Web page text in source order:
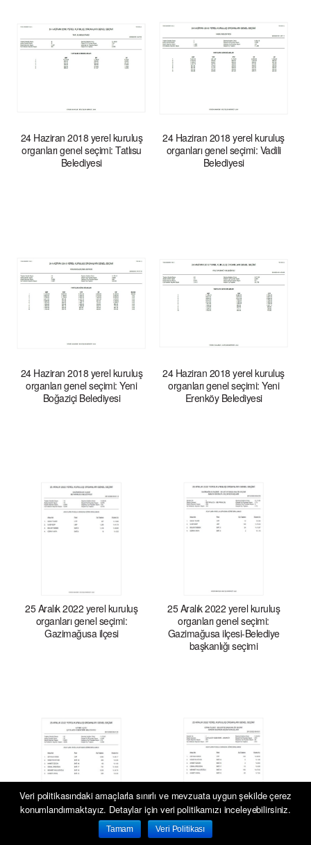
24 Haziran 2018 yerel kuruluş
organları genel seçimi: Tatlısu
Belediyesi
24 Haziran 2018 yerel kuruluş
organları genel seçimi: Vadili
Belediyesi
24 Haziran 2018 yerel kuruluş
organları genel seçimi: Yeni
Boğaziçi Belediyesi
24 Haziran 2018 yerel kuruluş
organları genel seçimi: Yeni
Erenköy Belediyesi
25 Aralık 2022 yerel kuruluş
organları genel seçimi:
Gazimağusa ilçesi
25 Aralık 2022 yerel kuruluş
organları genel seçimi:
Gazimağusa ilçesi-Belediye
başkanlığı seçimi
Veri politikasındaki amaçlarla sınırlı ve mevzuata uygun şekilde çerez
konumlandırmaktayız. Detaylar için veri politikamızı inceleyebilirsiniz.
Tamam Veri Politikası
Hesabım Sepetim Siparişlerim